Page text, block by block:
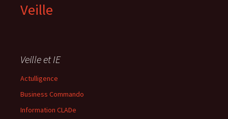
Veille
Veille et IE
Actulligence
Business Commando
Information CLADe